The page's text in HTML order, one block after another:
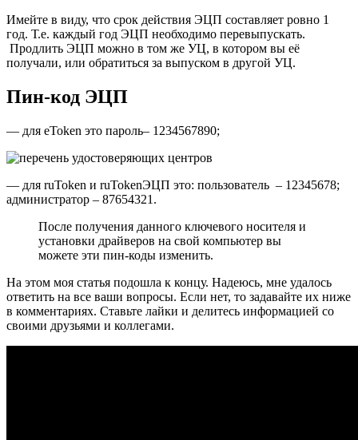
Имейте в виду, что срок действия ЭЦП составляет ровно 1
год. Т.е. каждый год ЭЦП необходимо перевыпускать.
Продлить ЭЦП можно в том же УЦ, в котором вы её
получали, или обратиться за выпуском в другой УЦ.
Пин-код ЭЦП
— для eToken это пароль– 1234567890;
— для ruToken и ruTokenЭЦП это: пользователь – 12345678;
администратор – 87654321.
После получения данного ключевого носителя и
установки драйверов на свой компьютер вы
можете эти пин-коды изменить.
На этом моя статья подошла к концу. Надеюсь, мне удалось
ответить на все ваши вопросы. Если нет, то задавайте их ниже
в комментариях. Ставьте лайки и делитесь информацией со
своими друзьями и коллегами.